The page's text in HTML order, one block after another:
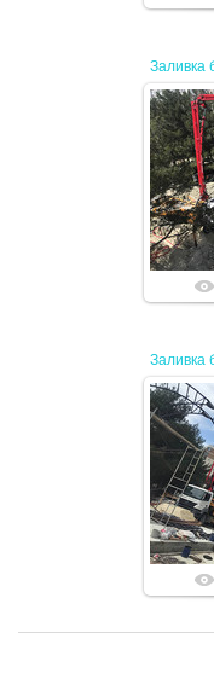
Заливка
Заливка